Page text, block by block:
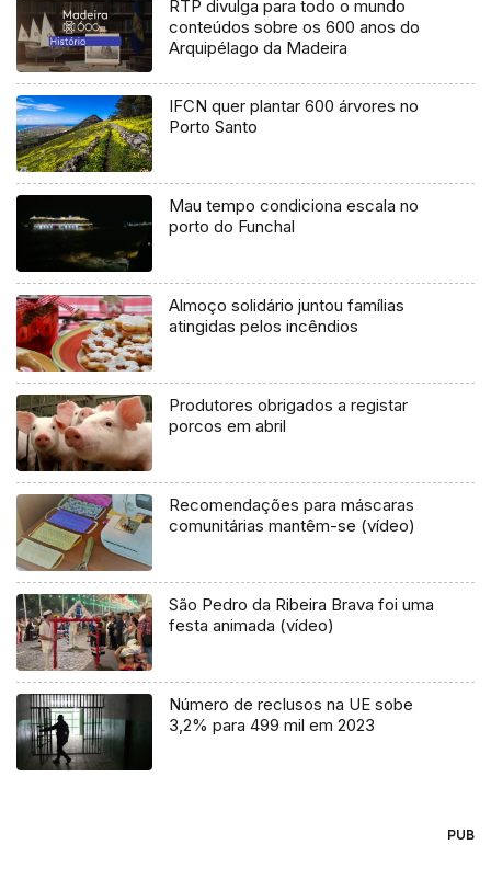
RTP divulga para todo o mundo
conteúdos sobre os 600 anos do
Arquipélago da Madeira
IFCN quer plantar 600 árvores no
Porto Santo
Mau tempo condiciona escala no
porto do Funchal
Almoço solidário juntou famílias
atingidas pelos incêndios
Produtores obrigados a registar
porcos em abril
Recomendações para máscaras
comunitárias mantêm-se (vídeo)
São Pedro da Ribeira Brava foi uma
festa animada (vídeo)
Número de reclusos na UE sobe
3,2% para 499 mil em 2023
PUB